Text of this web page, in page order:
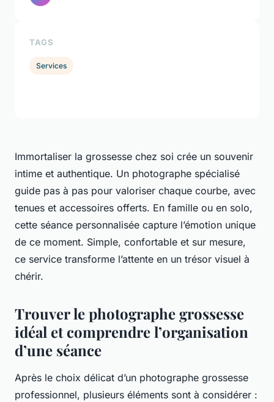
Immortaliser la grossesse chez soi crée un souvenir
intime et authentique. Un photographe spécialisé
guide pas à pas pour valoriser chaque courbe, avec
tenues et accessoires offerts. En famille ou en solo,
cette séance personnalisée capture l’émotion unique
de ce moment. Simple, confortable et sur mesure,
ce service transforme l’attente en un trésor visuel à
chérir.
Trouver le photographe grossesse
idéal et comprendre l’organisation
d’une séance
Après le choix délicat d’un photographe grossesse
professionnel, plusieurs éléments sont à considérer :
TAGS
Services